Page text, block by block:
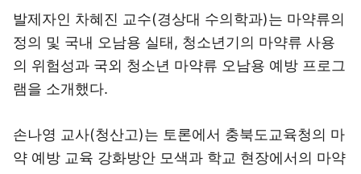
발제자인 차혜진 교수(경상대 수의학과)는 마약류의
정의 및 국내 오남용 실태, 청소년기의 마약류 사용
의 위험성과 국외 청소년 마약류 오남용 예방 프로그
램을 소개했다.
손나영 교사(청산고)는 토론에서 충북도교육청의 마
약 예방 교육 강화방안 모색과 학교 현장에서의 마약